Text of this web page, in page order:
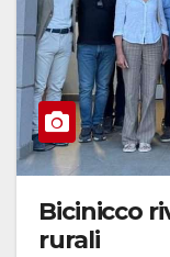
Bicinicco
rurali